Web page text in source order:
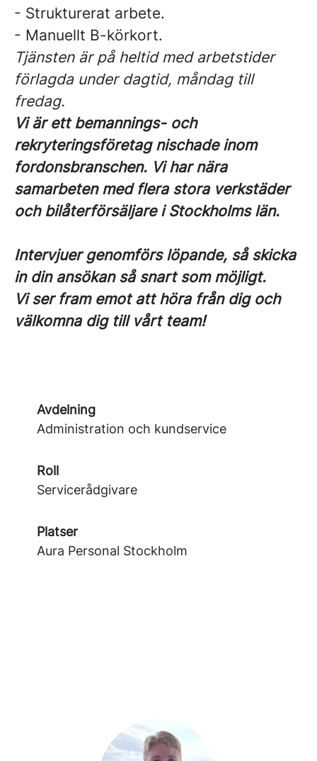
- Strukturerat arbete.
- Manuellt B-körkort.
Tjänsten är på heltid med arbetstider
förlagda under dagtid, måndag till
fredag.
Vi är ett bemannings- och
rekryteringsföretag nischade inom
fordonsbranschen. Vi har nära
samarbeten med flera stora verkstäder
och bilåterförsäljare i Stockholms län.
Intervjuer genomförs löpande, så skicka
in din ansökan så snart som möjligt.
Vi ser fram emot att höra från dig och
välkomna dig till vårt team!
Avdelning
Administration och kundservice
Roll
Servicerådgivare
Platser
Aura Personal Stockholm